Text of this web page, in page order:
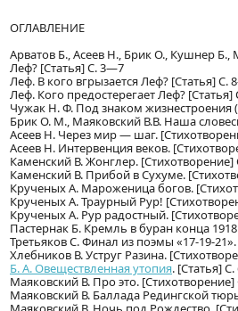
ОГЛАВЛЕНИЕ
Арватов Б., Асеев Н., Брик О., Кушнер Б.,
Леф? [Статья] С. 3—7
Леф. В кого вгрызается Леф? [Статья] С.
Леф. Кого предостерегает Леф? [Статья]
Чужак Н. Ф. Под знаком жизнестроения
Брик О. М., Маяковский В.В. Наша
Асеев Н. Через мир — шаг.
Асеев Н. Интервенция веков.
Каменский В. Жонглер.
Каменский В. Прибой в Сухуме.
Крученых А. Мароженица богов.
Крученых А. Траурный Рур!
Крученых А. Рур радостный.
Пастернак Б. Кремль в буран конца
Третьяков С. Финал из поэмы «17-19-
Хлебников В. Уструг Разина.
Б. А. Овеществленная утопия. [Статья]
Маяковский В. Про это.
Маяковский В. Баллада Редингской